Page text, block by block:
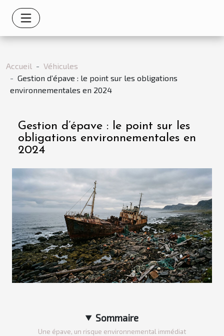
Accueil
Véhicules
Gestion d’épave : le point sur les obligations
environnementales en 2024
Gestion d’épave : le point sur les
obligations environnementales en
2024
Sommaire
Une épave, un risque environnemental immédiat